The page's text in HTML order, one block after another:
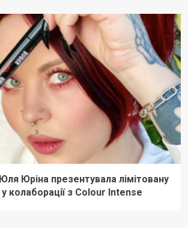
Юріна презентувала лімітовану
у колаборації з Colour Intense